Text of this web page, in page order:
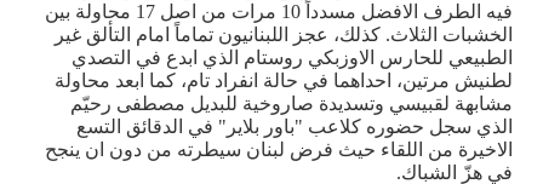
فيه الطرف الافضل مسدداً 10 مرات من اصل 17 محاولة بين
الخشبات الثلاث. كذلك، عجز اللبنانيون تماماً امام التألق غير
الطبيعي للحارس الاوزبكي روستام الذي ابدع في التصدي
لطنيش مرتين، احداهما في حالة انفراد تام، كما ابعد محاولة
مشابهة لقبيسي وتسديدة صاروخية للبديل مصطفى رحيّم
الذي سجل حضوره كلاعب "باور بلاير" في الدقائق التسع
الاخيرة من اللقاء حيث فرض لبنان سيطرته من دون ان ينجح
في هزّ الشباك.